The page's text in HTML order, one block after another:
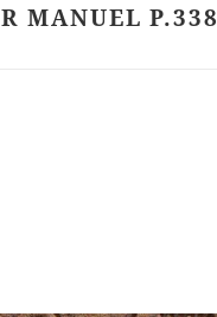
MANUEL P.338